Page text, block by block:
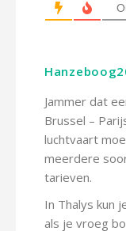
Jammer dat
Brussel –
luchtvaart
meerdere
tarieven.
In Thalys kun
als je vroeg